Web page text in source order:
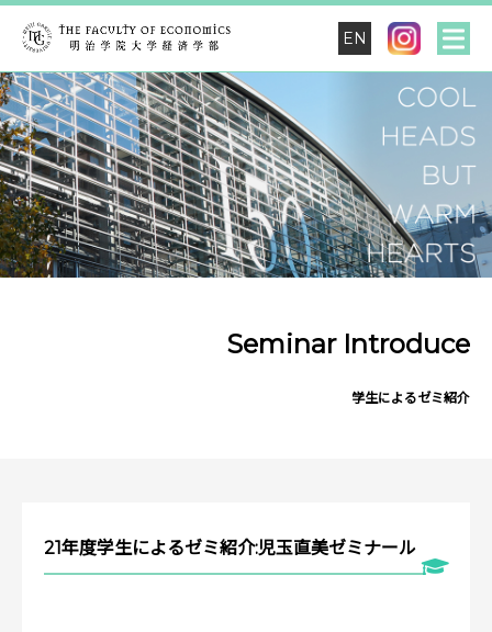
EN
Seminar Introduce
学生によるゼミ紹介
21年度学生によるゼミ紹介:児玉直美ゼミナール